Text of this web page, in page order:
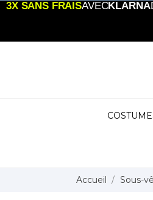
3X SANS FRAISAVECKLARNA
Accueil Sous-